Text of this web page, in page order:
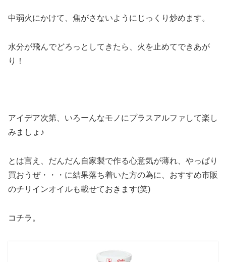
中弱火にかけて、焦がさないようにじっくり炒めます。
水分が飛んでどろっとしてきたら、火を止めてできあが
り！
アイデア次第、いろーんなモノにプラスアルファして楽し
みましょ♪
とは言え、だんだん自家製で作る心意気が薄れ、やっぱり
買おうぜ・・・に結果落ち着いた方の為に、おすすめ市販
のチリインオイルも載せておきます(笑)
コチラ。